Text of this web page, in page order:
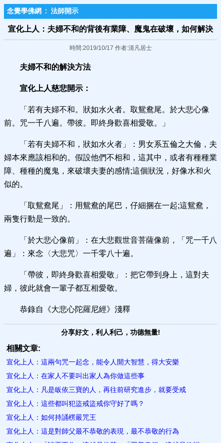
念覺學佛網 : 法師開示
宣化上人：夫婦不和的背後有業障、魔鬼在破壞，如何解決
時間:2019/10/17 作者:清凡居士
夫婦不和的解決方法
宣化上人慈悲開示：
「若有夫婦不和。狀如水火者。取鴛鴦尾。於大悲心像
前。咒一千八遍。帶彼。即終身歡喜相愛敬。」
「若有夫婦不和，狀如水火者」：男女系五倫之大倫，夫
婦本來應該相和的。假設他們不相和，這其中，或者有種種業
障、種種的魔鬼，來破壞夫妻的感情;這個狀況，好像水和火
似的。
「取鴛鴦尾」：用鴛鴦的尾巴，仔細捆在一起;這鴛鴦，
兩隻行動是一致的。
「於大悲心像前」：在大悲觀世音菩薩像前，「咒一千八
遍」：來念〈大悲咒〉一千零八十遍。
「帶彼，即終身歡喜相愛敬」：把它帶到身上，這對夫
婦，彼此就會一輩子都互相愛敬。
恭錄自《大悲心陀羅尼經》淺釋
分享好文，利人利己，功德無量!
相關文章:
宣化上人：這兩句咒一起念，能令人開大智慧，得大安樂
宣化上人：在家人不要叫出家人為你做這些事
宣化上人：凡是皈依三寶的人，再往前研究進步，就要受戒
宣化上人：這些都叫犯盜戒盜戒你守好了嗎？
宣化上人：如何持誦楞嚴咒王
宣化上人：這是對師父最不恭敬的表現，最不恭敬的行為